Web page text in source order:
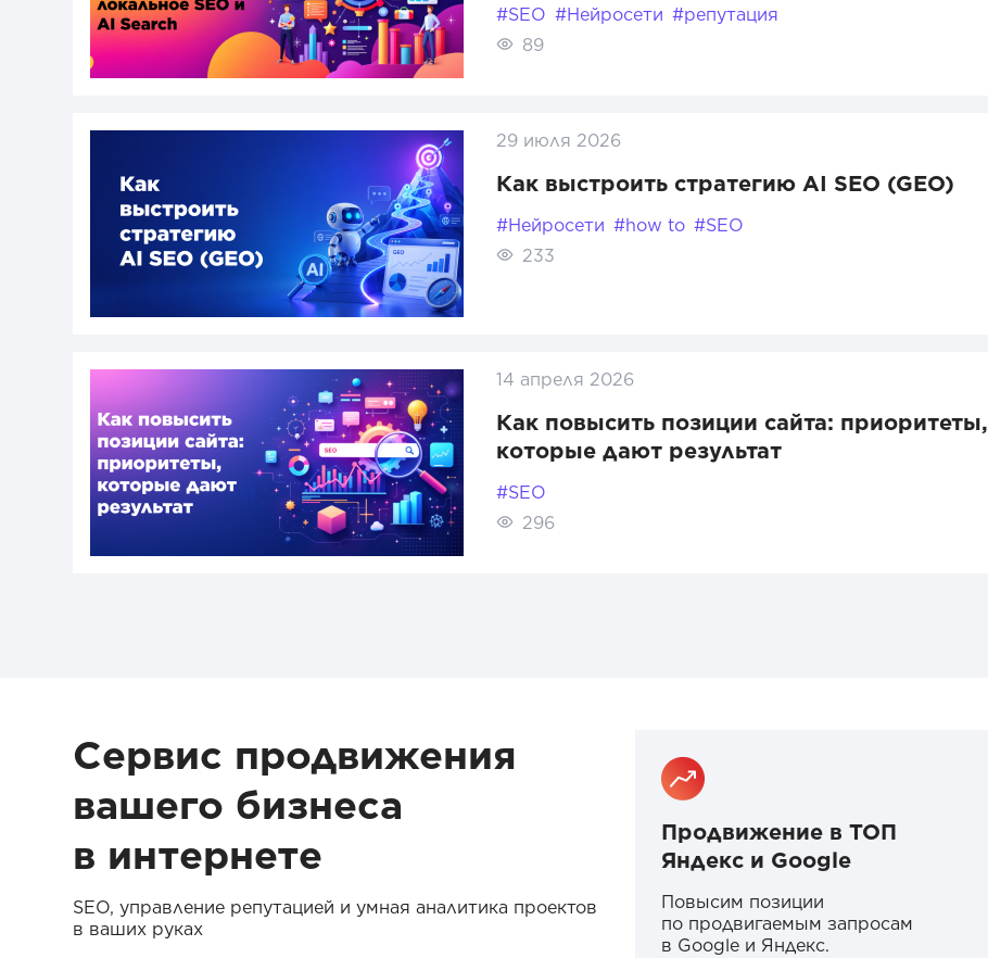
#SEO #Нейросети #репутация
89
29 июля 2026
Как выстроить стратегию AI SEO (GEO)
#Нейросети #how to #SEO
233
14 апреля 2026
Как повысить позиции сайта: приоритеты,
которые дают результат
#SEO
296
Сервис продвижения
вашего бизнеса
в интернете
SEO, управление репутацией и умная аналитика проектов
в ваших руках
Продвижение в ТОП
Яндекс и Google
Повысим позиции
по продвигаемым запросам
в Google и Яндекс.